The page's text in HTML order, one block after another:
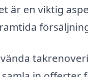
är en viktig